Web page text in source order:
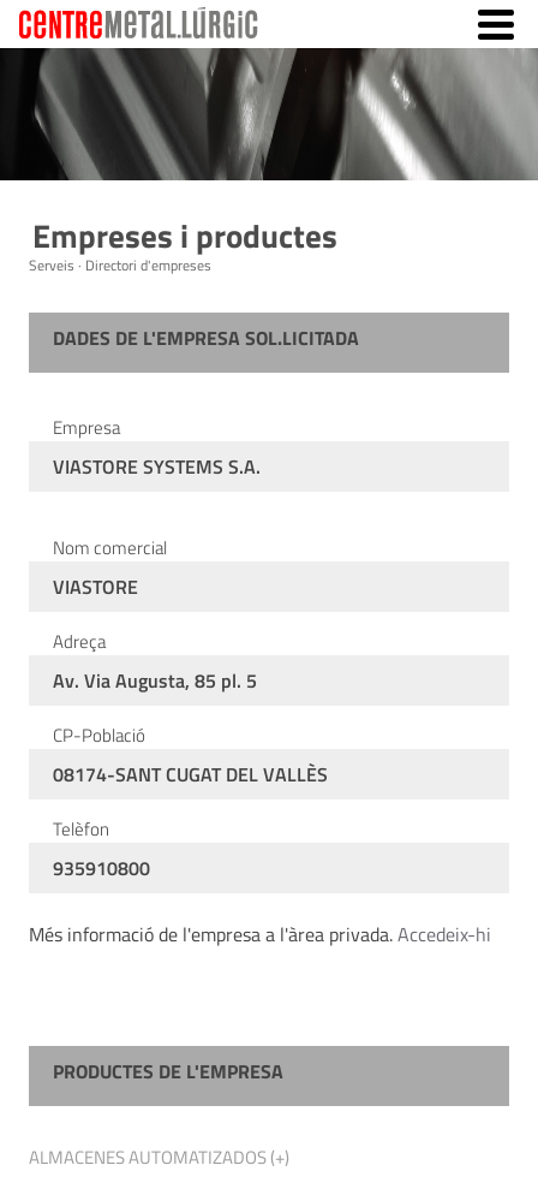
Empreses i productes
Serveis · Directori d'empreses
DADES DE L'EMPRESA SOL.LICITADA
Empresa
VIASTORE SYSTEMS S.A.
Nom comercial
VIASTORE
Adreça
Av. Via Augusta, 85 pl. 5
CP-Població
08174-SANT CUGAT DEL VALLÈS
Telèfon
935910800
Més informació de l'empresa a l'àrea privada.Accedeix-hi
PRODUCTES DE L'EMPRESA
ALMACENES AUTOMATIZADOS (+)